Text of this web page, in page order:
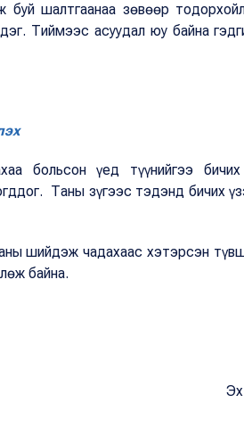
буй шалтгаанаа зөвөөр
Тиймээс асуудал юу байна
больсон үед түүнийгээ
Таны зүгээс тэдэнд бичих
шийдэж чадахаас хэтэрсэн
байна.